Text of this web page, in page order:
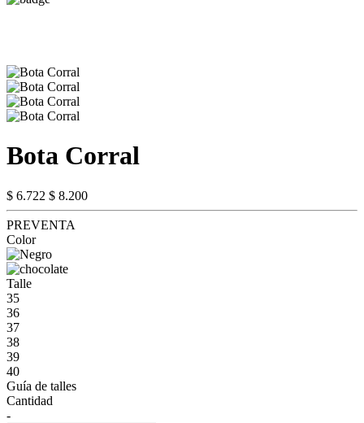
Bota Corral
$ 6.722 $ 8.200
PREVENTA
Color
Talle
35
36
37
38
39
40
Guía de talles
Cantidad
-